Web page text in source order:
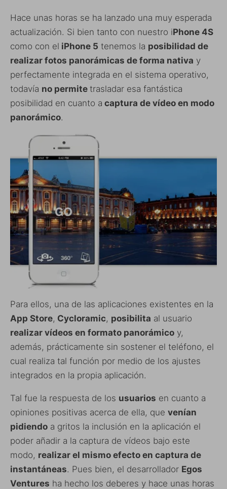
Hace unas horas se ha lanzado una muy esperada
actualización. Si bien tanto con nuestro iPhone 4S
como con el iPhone 5 tenemos la posibilidad de
realizar fotos panorámicas de forma nativa y
perfectamente integrada en el sistema operativo,
todavía no permite trasladar esa fantástica
posibilidad en cuanto a captura de vídeo en modo
panorámico.
Para ellos, una de las aplicaciones existentes en la
App Store, Cycloramic, posibilita al usuario
realizar vídeos en formato panorámico y,
además, prácticamente sin sostener el teléfono, el
cual realiza tal función por medio de los ajustes
integrados en la propia aplicación.
Tal fue la respuesta de los usuarios en cuanto a
opiniones positivas acerca de ella, que venían
pidiendo a gritos la inclusión en la aplicación el
poder añadir a la captura de vídeos bajo este
modo, realizar el mismo efecto en captura de
instantáneas. Pues bien, el desarrollador Egos
Ventures ha hecho los deberes y hace unas horas